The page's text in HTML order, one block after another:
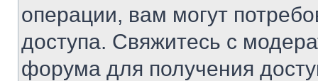
операции, вам могут
доступа. Свяжитесь с
форума для получения